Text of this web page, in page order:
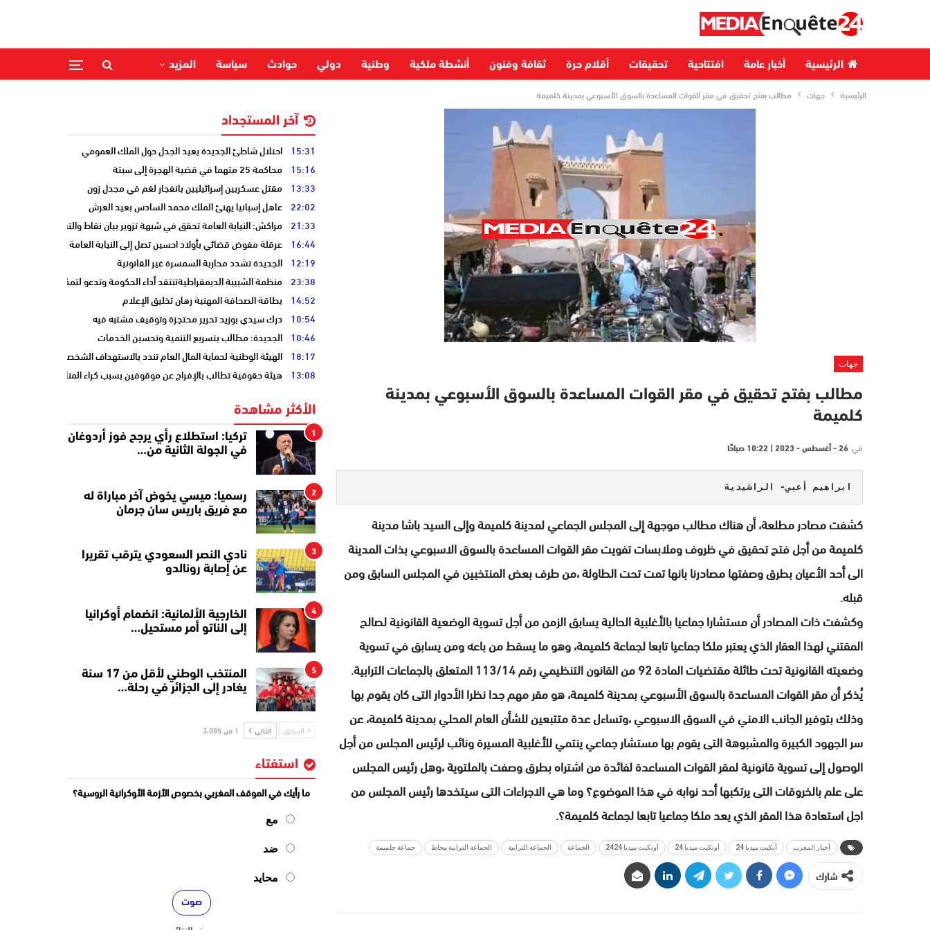
الرئيسية أخبار عامة افتتاحية تحقيقات أقلام حرة ثقافة وفنون أنشطة ملكية وطنية دولي حوادث سياسة المزيد
الرئيسية جهات مطالب بفتح تحقيق في مقر القوات المساعدة بالسوق الأسبوعي بمدينة كلميمة
جهات
مطالب بفتح تحقيق في مقر القوات المساعدة بالسوق الأسبوعي بمدينة
كلميمة
في 26 - أغسطس - 2023 | 10:22 صباحًا
ابراهيم أعبي- الراشيدية
كشفت مصادر مطلعة، أن هناك مطالب موجهة إلى المجلس الجماعي لمدينة كلميمة وإلى السيد باشا مدينة
كلميمة من أجل فتح تحقيق في ظروف وملابسات تفويت مقر القوات المساعدة بالسوق الاسبوعي بذات المدينة
الى أحد الأعيان بطرق وصفتها مصادرنا بانها تمت تحت الطاولة ،من طرف بعض المنتخبين في المجلس السابق ومن
قبله.
وكشفت ذات المصادر أن مستشارا جماعيا بالأغلبية الحالية يسابق الزمن من أجل تسوية الوضعية القانونية لصالح
المقتني لهذا العقار الذي يعتبر ملكا جماعيا تابعا لجماعة كلميمة، وهو ما يسقط من باعه ومن يسابق في تسوية
وضعيته القانونية تحت طائلة مقتضيات المادة 92 من القانون التنظيمي رقم 113/14 المتعلق بالجماعات الترابية.
يُذكر أن مقر القوات المساعدة بالسوق الأسبوعي بمدينة كلميمة، هو مقر مهم جدا نظرا الأدوار التى كان يقوم بها
وذلك بتوفير الجانب الامني في السوق الاسبوعي ،وتساءل عدة متتبعين للشأن العام المحلي بمدينة كلميمة، عن
سر الجهود الكبيرة والمشبوهة التى يقوم بها مستشار جماعي ينتمي للأغلبية المسيرة ونائب لرئيس المجلس من أجل
الوصول إلى تسوية قانونية لمقر القوات المساعدة لفائدة من اشتراه بطرق وصفت بالملتوية ،وهل رئيس المجلس
على علم بالخروقات التى يرتكبها أحد نوابه في هذا الموضوع؟ وما هي الاجراءات التى سيتخدها رئيس المجلس من
اجل استعادة هذا المقر الذي يعد ملكا جماعيا تابعا لجماعة كلميمة؟.
أخبار المغرب أنكيت ميديا 24 أونكيت ميديا 24 أونكيت ميديا 2424 الجماعة الجماعة الترابية الجماعة الترابية مجاط جماعة جلميمة
شارك
آخر المستجداد
15:31 احتلال شاطئ الجديدة يعيد الجدل حول الملك العمومي
15:16 محاكمة 25 متهما في قضية الهجرة إلى سبتة
13:33 مقتل عسكريين إسرائيليين بانفجار لغم في مجدل زون
22:02 عاهل إسبانيا يهنئ الملك محمد السادس بعيد العرش
21:33 مراكش: النيابة العامة تحقق في شبهة تزوير بيان نقاط والتشهير بطالب
16:44 عرقلة مفوض قضائي بأولاد احسين تصل إلى النيابة العامة
12:19 الجديدة تشدد محاربة السمسرة غير القانونية
23:38 منظمة الشبيبة الديمقراطيةتنتقد أداء الحكومة وتدعو لتمكين الشباب
14:52 بطاقة الصحافة المهنية رهان تخليق الإعلام
10:54 درك سيدي بوزيد تحرير محتجزة وتوقيف مشتبه فيه
10:46 الجديدة: مطالب بتسريع التنمية وتحسين الخدمات
18:17 الهيئة الوطنية لحماية المال العام تندد بالاستهداف الشخصي
13:08 هيئة حقوقية تطالب بالإفراج عن موقوفين بسبب كراء المنازل المفروشة
الأكثر مشاهدة
1
تركيا: استطلاع رأي يرجح فوز أردوغان
في الجولة الثانية من…
2
رسميا: ميسي يخوض آخر مباراة له
مع فريق باريس سان جرمان
3
نادي النصر السعودي يترقب تقريرا
عن إصابة رونالدو
4
الخارجية الألمانية: انضمام أوكرانيا
إلى الناتو أمر مستحيل…
5
المنتخب الوطني لأقل من 17 سنة
يغادر إلى الجزائر في رحلة…
السابق التالي 1 من 3٬085
استفتاء
ما رأيك في الموقف المغربي بخصوص الأزمة الأوكرانية الروسية؟
مع
ضد
محايد